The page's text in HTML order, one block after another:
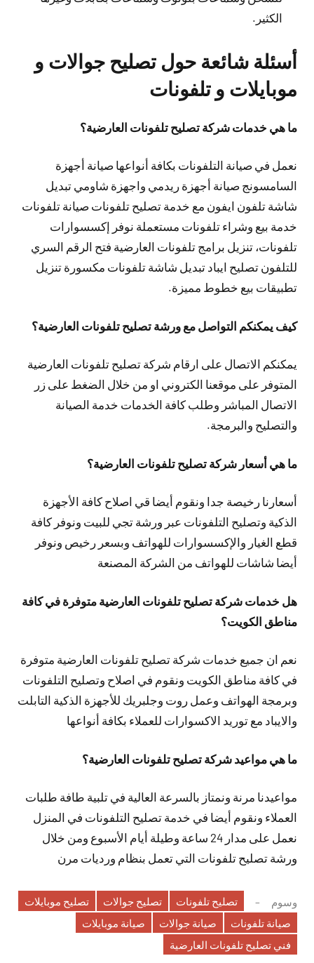
الكثير.
أسئلة شائعة حول تصليح جوالات و
موبايلات و تلفونات
ما هي خدمات شركة تصليح تلفونات العارضية؟
نعمل في صيانة التلفونات بكافة أنواعها صيانة أجهزة
السامسونج صيانة أجهزة ريدمي واجهزة شاومي تبديل
شاشة تلفون ايفون مع خدمة تصليح تلفونات صيانة تلفونات
خدمة بيع وشراء تلفونات مستعملة نوفر إكسسوارات
تلفونات، تنزيل برامج تلفونات العارضية فتح الرقم السري
للتلفون تصليح ايباد تبديل شاشة تلفونات مكسورة تنزيل
تطبيقات بيع خطوط مميزة.
كيف يمكنكم التواصل مع ورشة تصليح تلفونات العارضية؟
يمكنكم الاتصال على ارقام شركة تصليح تلفونات العارضية
المتوفر على موقعنا الكتروني او من خلال الضغط على زر
الاتصال المباشر وطلب كافة الخدمات خدمة الصيانة
والتصليح والبرمجة.
ما هي أسعار شركة تصليح تلفونات العارضية؟
أسعارنا رخيصة جدا ونقوم أيضا قي اصلاح كافة الأجهزة
الذكية وتصليح التلفونات عبر ورشة تجي للبيت ونوفر كافة
قطع الغيار والإكسسوارات للهواتف وبسعر رخيص ونوفر
أيضا شاشات للهواتف من الشركة المصنعة
هل خدمات شركة تصليح تلفونات العارضية متوفرة في كافة
مناطق الكويت؟
نعم ان جميع خدمات شركة تصليح تلفونات العارضية متوفرة
في كافة مناطق الكويت ونقوم في اصلاح وتصليح التلفونات
وبرمجة الهواتف وعمل روت وجلبريك للأجهزة الذكية التابلت
والايباد مع توريد الاكسوارات للعملاء بكافة أنواعها
ما هي مواعيد شركة تصليح تلفونات العارضية؟
مواعيدنا مرنة ونمتاز بالسرعة العالية في تلبية طافة طلبات
العملاء ونقوم أيضا في خدمة تصليح التلفونات في المنزل
نعمل على مدار 24 ساعة وطيلة أيام الأسبوع ومن خلال
ورشة تصليح تلفونات التي تعمل بنظام ورديات مرن
وسوم تصليح تلفونات تصليح جوالات
تصليح موبايلات
صيانة تلفونات
صيانة جوالات
صيانة موبايلات
فني تصليح تلفونات العارضية